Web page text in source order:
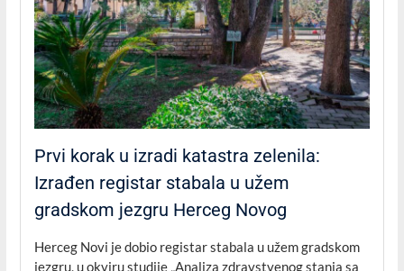
Prvi korak u izradi katastra zelenila:
Izrađen registar stabala u užem
gradskom jezgru Herceg Novog
Herceg Novi je dobio registar stabala u užem gradskom
jezgru, u okviru studije „Analiza zdravstvenog stanja sa